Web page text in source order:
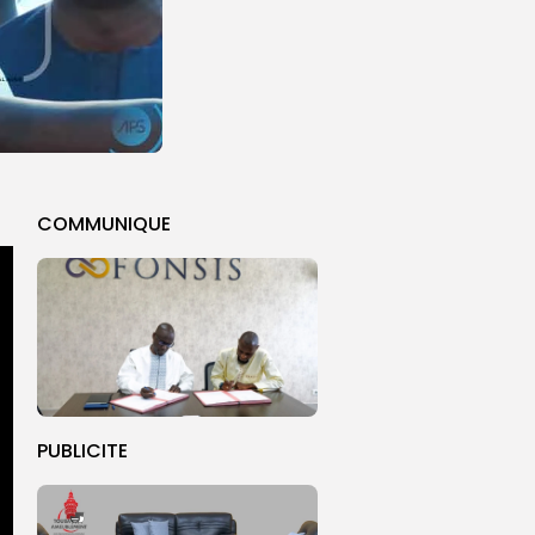
COMMUNIQUE
PUBLICITE